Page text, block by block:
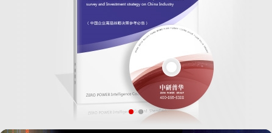
《自动门项目商业计划书（2024年版）》由中研普华自动门行业
分析专家领衔撰写，主要分析了自动门行业的市场规模、发展现状
与投资前景，同时对自动门行业的未来发展做出科学的趋势预测和
专业的自动门行业数据分析，帮助客户评估自动门行业投资价值。
26年研究经验，深度洞察行业驱动力
多元化、高学历的实战型精英团队